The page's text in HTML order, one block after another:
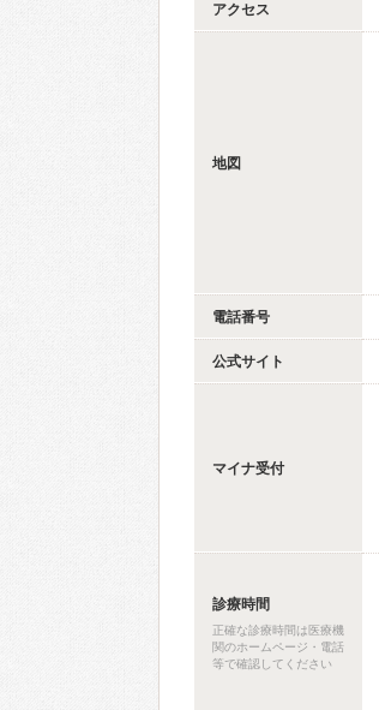
アクセス
地図
電話番号
公式サイト
マイナ受付
診療時間
正確な診療時間は医療機
関のホームページ・電話
等で確認してください